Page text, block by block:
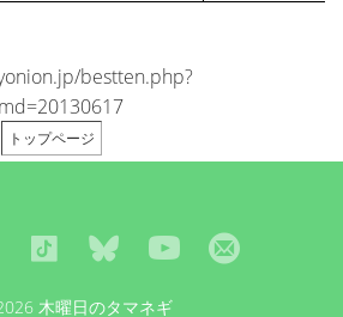
bestten.php?
トップページ
木曜日のタマネギ